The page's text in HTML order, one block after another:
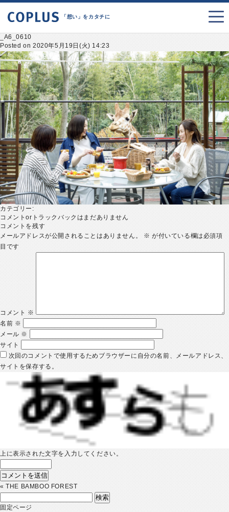
「想い」をカタチに
_A6_0610
Posted on 2020年5月19日(火) 14:23
カテゴリー:
コメントorトラックバックはまだありません
コメントを残す
メールアドレスが公開されることはありません。
※ が付いている欄は必須項
目です
コメント ※
名前 ※
メール ※
サイト
次回のコメントで使用するためブラウザーに自分の名前、メールアドレス、
サイトを保存する。
上に表示された文字を入力してください。
«THE BAMBOO FOREST
索:
固定ページ